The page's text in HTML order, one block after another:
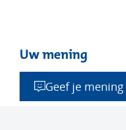
Uw mening
Geef je mening